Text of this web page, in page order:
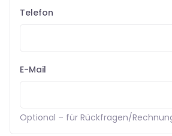
Telefon
E-Mail
Optional – für Rückfragen/